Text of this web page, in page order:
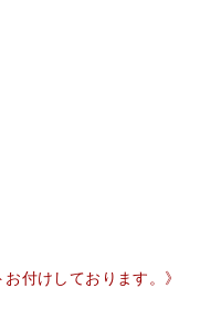
付けしております。》